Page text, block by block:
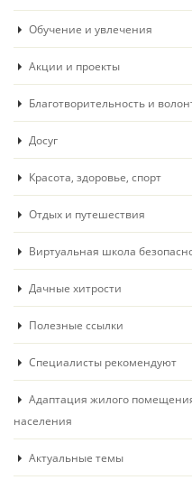
Обучение и увлечения
Акции и проекты
Благотворительность и
Досуг
Красота, здоровье, спорт
Отдых и путешествия
Виртуальная школа
Дачные хитрости
Полезные ссылки
Специалисты рекомендуют
Адаптация жилого
населения
Актуальные темы